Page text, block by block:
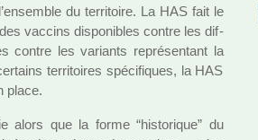
du ter­ri­toire. La HAS fait le
vac­cins dis­po­ni­bles contre les dif­
contre les variants repré­sen­tant la
ter­ri­toi­res spé­ci­fi­ques, la HAS
place.
alors que la forme “his­to­ri­que” du